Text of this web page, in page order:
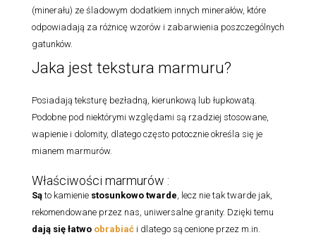
(minerału) ze śladowym dodatkiem innych minerałów, które
odpowiadają za różnicę wzorów i zabarwienia poszczególnych
gatunków.
Jaka jest tekstura marmuru?
Posiadają teksturę bezładną, kierunkową lub łupkowatą.
Podobne pod niektórymi względami są rzadziej stosowane,
wapienie i dolomity, dlatego często potocznie określa się je
mianem marmurów.
Właściwości marmurów :
Sąto kamienie stosunkowo twarde , lecz nie tak twarde jak,
rekomendowane przez nas, uniwersalne granity. Dzięki temu
dają się łatwo obrabiać i dlatego są cenione przez m.in.